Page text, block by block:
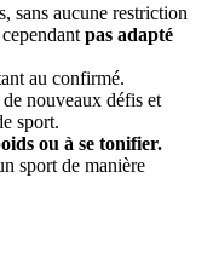
sans aucune restriction
pas adapté
au confirmé.
nouveaux défis et
sport.
ou à se tonifier.
sport de manière